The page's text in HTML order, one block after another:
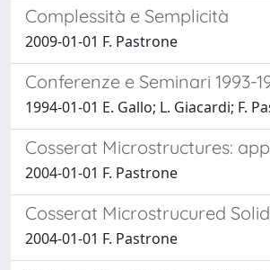
Complessità e Semplicità
2009-01-01 F. Pastrone
Conferenze e Seminari 1993-
1994-01-01 E. Gallo; L. Giacardi; F.
Cosserat Microstructures:
2004-01-01 F. Pastrone
Cosserat Microstrucured
2004-01-01 F. Pastrone